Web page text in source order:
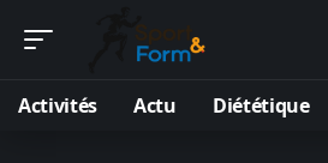
Activités Actu Diététique